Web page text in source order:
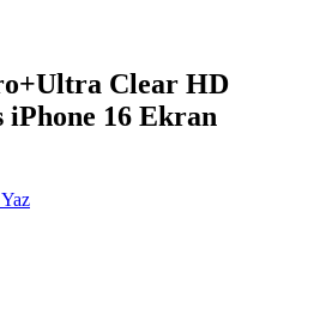
Clear HD
iPhone 16 Ekran